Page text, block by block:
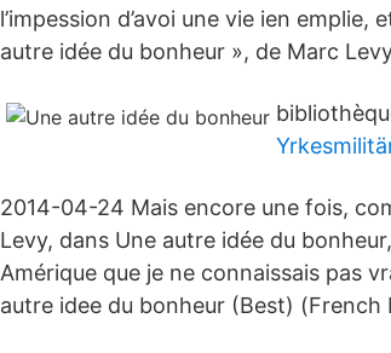
l’impession d’avoi une vie ien
autre idée du bonheur », de Marc
2014-04-24 Mais encore une fois,
Levy, dans Une autre idée du
Amérique que je ne connaissais pas
autre idee du bonheur (Best)